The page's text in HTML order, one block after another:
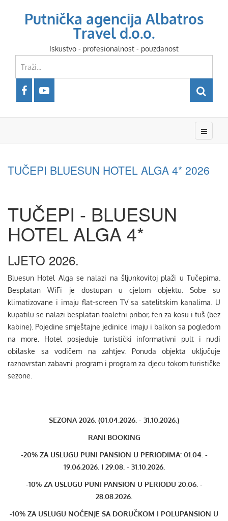
Putnička agencija Albatros
Travel d.o.o.
Iskustvo - profesionalnost - pouzdanost
TUČEPI BLUESUN HOTEL ALGA 4* 2026
TUČEPI - BLUESUN
HOTEL ALGA 4*
LJETO 2026.
Bluesun Hotel Alga se nalazi na šljunkovitoj plaži u Tučepima.
Besplatan WiFi je dostupan u cjelom objektu. Sobe su
klimatizovane i imaju flat-screen TV sa satelitskim kanalima. U
kupatilu se nalazi besplatan toaletni pribor, fen za kosu i tuš (bez
kabine). Pojedine smještajne jedinice imaju i balkon sa pogledom
na more. Hotel posjeduje turistički informativni pult i nudi
obilaske sa vodičem na zahtjev. Ponuda objekta uključuje
raznovrstan zabavni program i program za djecu tokom turističke
sezone.
SEZONA 2026. (01.04.2026. - 31.10.2026.)
RANI BOOKING
-20% ZA USLUGU PUNI PANSION U PERIODIMA: 01.04. -
19.06.2026. I 29.08. - 31.10.2026.
-10% ZA USLUGU PUNI PANSION U PERIODU 20.06. -
28.08.2026.
-10% ZA USLUGU NOĆENJE SA DORUČKOM I POLUPANSION U